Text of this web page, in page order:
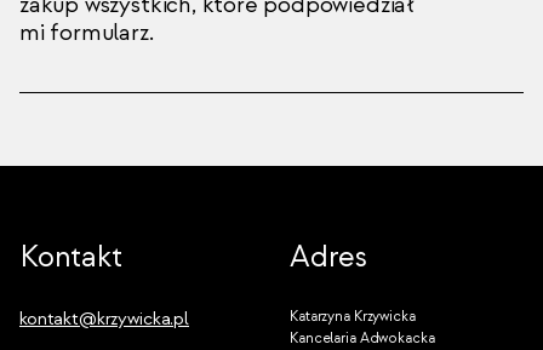
mi formularz.
Kontakt
kontakt@krzywicka.pl
Adres
Katarzyna Krzywicka
Kancelaria Adwokacka